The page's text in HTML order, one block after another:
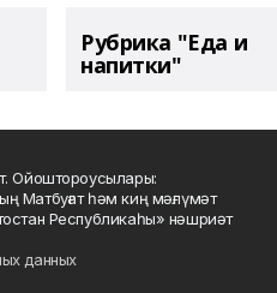
Рубрика "Еда и
напитки"
Ойоштороусылары:
Матбуғат һәм киң мәғлүмәт
Республикаһы» нәшриәт
данных